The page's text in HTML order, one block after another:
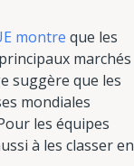
montre que les
marchés
suggère que les
mondiales
les équipes
à les classer en